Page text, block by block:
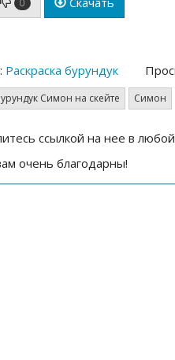
0
Раскраска бурундук
Симон на скейте Симон
ссылкой на нее в
очень благодарны!